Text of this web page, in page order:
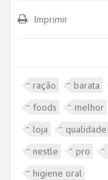
Imprimir
ração barata
foods
melhor
loja
qualidade
nestle
pro
higiene oral